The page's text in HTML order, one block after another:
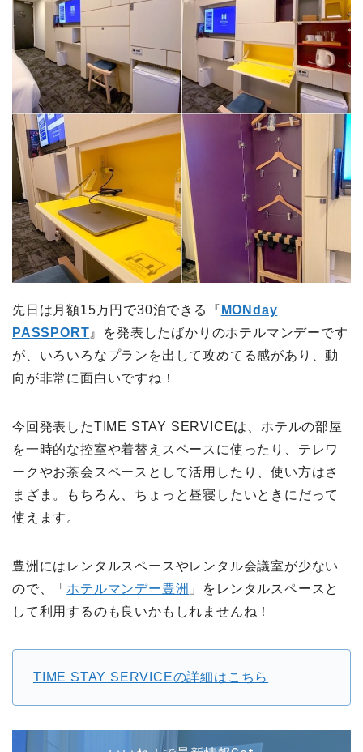
先日は月額15万円で30泊できる『 MONday
PASSPORT』を発表したばかりのホテルマンデーです
が、いろいろなプランを出して攻めてる感があり、動
向が非常に面白いですね！
今回発表したTIME STAY SERVICEは、ホテルの部屋
を一時的な控室や着替えスペースに使ったり、テレワ
ークやお茶会スペースとして活用したり、使い方はさ
まざま。もちろん、ちょっと昼寝したいときにだって
使えます。
豊洲にはレンタルスペースやレンタル会議室が少ない
ので、「ホテルマンデー豊洲 」をレンタルスペースと
して利用するのも良いかもしれませんね！
TIME STAY SERVICEの詳細はこちら